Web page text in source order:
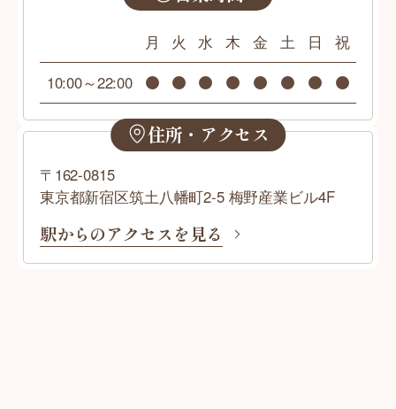
月 火 水 木 金 土 日
祝
10:00～22:00
住所・アクセス
〒162-0815
東京都新宿区筑土八幡町2-5 梅野産業ビル4F
駅からのアクセスを見る